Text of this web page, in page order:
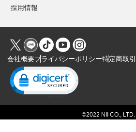
採用情報
会社概要プライバシーポリシー特定商取
Click to open certificate
©2022 NII CO., LTD.